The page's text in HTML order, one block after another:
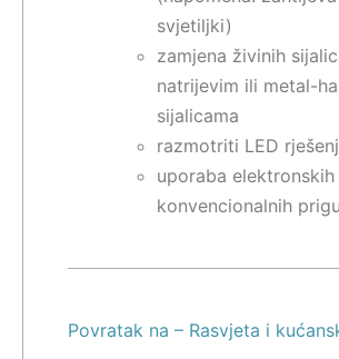
svjetiljki)
zamjena živinih
natrijevim ili metal-
sijalicama
razmotriti LED
uporaba
konvencionalnih
Povratak na – Rasvjeta i